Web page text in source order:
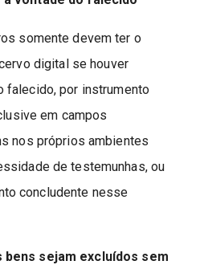
somente devem ter o
digital se houver
falecido, por instrumento
em campos
nos próprios ambientes
de testemunhas, ou
concludente nesse
bens sejam excluídos sem